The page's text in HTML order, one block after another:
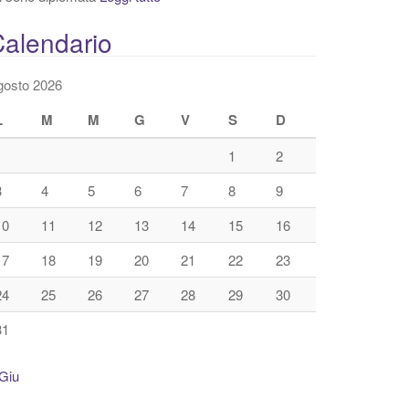
2026
M M G V S D
1
2
4 5 6 7 8
9
11 12 13 14 15
16
18 19 20 21 22
23
25 26 27 28 29
30